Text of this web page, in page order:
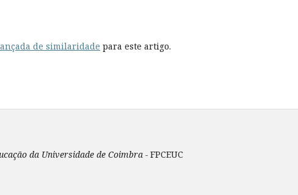
de similaridade para este artigo.
da Universidade de Coimbra - FPCEUC